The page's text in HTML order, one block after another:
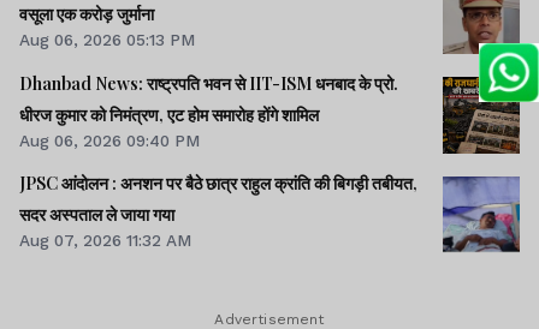
वसूला एक करोड़ जुर्माना
Aug 06, 2026 05:13 PM
Dhanbad News: राष्ट्रपति भवन से IIT-ISM धनबाद के प्रो.
धीरज कुमार को निमंत्रण, एट होम समारोह होंगे शामिल
Aug 06, 2026 09:40 PM
JPSC आंदोलन : अनशन पर बैठे छात्र राहुल क्रांति की बिगड़ी तबीयत,
सदर अस्पताल ले जाया गया
Aug 07, 2026 11:32 AM
Advertisement